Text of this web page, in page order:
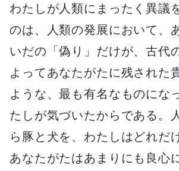
わたしが人類にまったく異議
のは、人類の発展において、
いだの「偽り」だけが、古代
よってあなたがたに残された
ような、最も有名なものにな
たしが気づいたからである。
ら豚と犬を、わたしはどれだ
あなたがたはあまりにも良心